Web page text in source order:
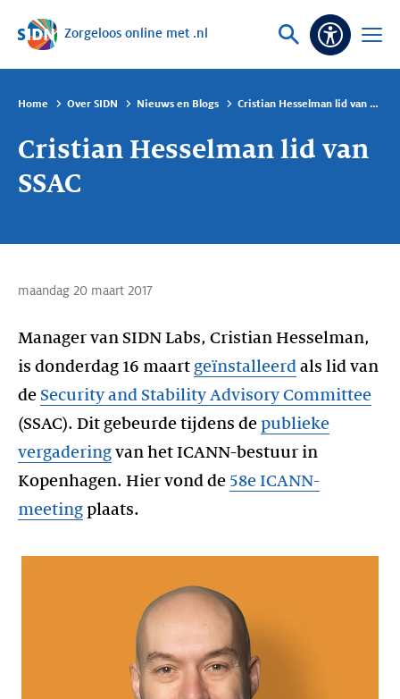
Sla navigatie over
Zorgeloos online met .nl
Vraag
Open
Home Over SIDN Nieuws en Blogs Cristian Hesselman lid van SSAC
Cristian Hesselman lid van
SSAC
maandag 20 maart 2017
Manager van SIDN Labs, Cristian Hesselman,
is donderdag 16 maart geïnstalleerd als lid van
de Security and Stability Advisory Committee
(SSAC). Dit gebeurde tijdens de publieke
vergadering van het ICANN-bestuur in
Kopenhagen. Hier vond de 58e ICANN-
meeting plaats.